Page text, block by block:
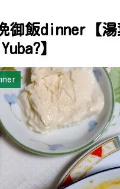
御飯dinner【
】